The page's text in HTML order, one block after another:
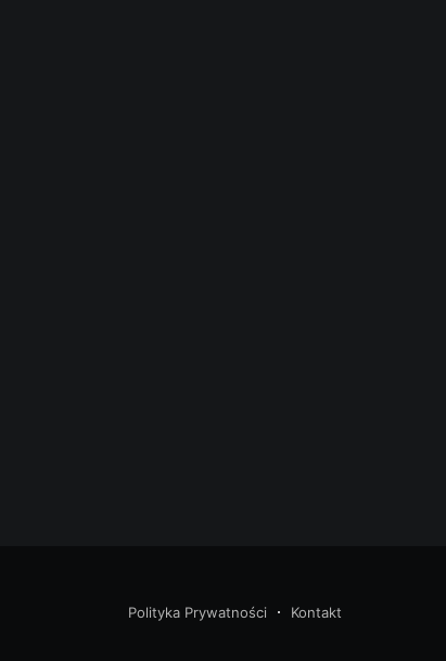
Polityka Prywatności Kontakt